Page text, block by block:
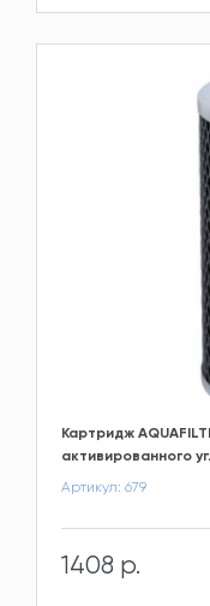
Картридж
активированного
Артикул: 679
1408 р.